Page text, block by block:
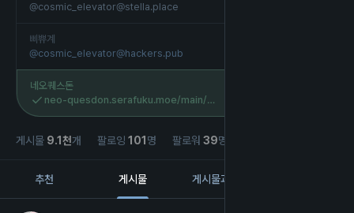
@cosmic_elevator@stella.place
삐쀼계
@cosmic_elevator@hackers.pub
네오퀘스돈
neo-quesdon.serafuku.moe/main/
게시물 9.1 천개 팔로잉 101 명 팔로워 39명
추천 게시물 게시물과 답장